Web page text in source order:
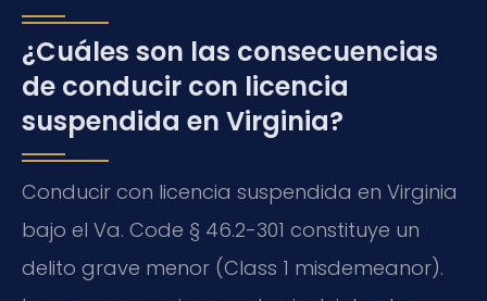
¿Cuáles son las consecuencias
de conducir con licencia
suspendida en Virginia?
Conducir con licencia suspendida en Virginia
bajo el Va. Code § 46.2-301 constituye un
delito grave menor (Class 1 misdemeanor).